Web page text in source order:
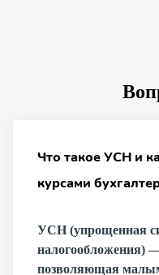
Что такое УСН и
курсами
УСН (упрощенная
налогообложения)
позволяющая